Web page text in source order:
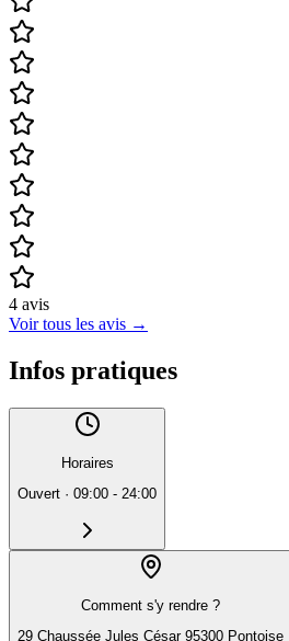
4 avis
Voir tous les avis →
Infos pratiques
Horaires
Ouvert · 09:00 - 24:00
Comment s'y rendre ?
29 Chaussée Jules César 95300 Pontoise